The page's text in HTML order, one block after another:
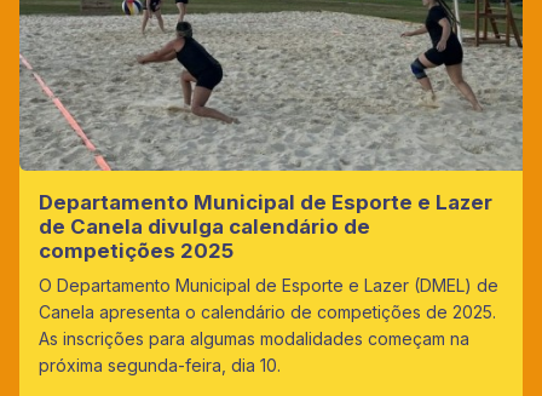
Departamento Municipal de Esporte e Lazer
de Canela divulga calendário de
competições 2025
O Departamento Municipal de Esporte e Lazer (DMEL) de
Canela apresenta o calendário de competições de 2025.
As inscrições para algumas modalidades começam na
próxima segunda-feira, dia 10.